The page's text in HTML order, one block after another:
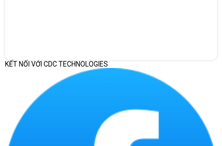
KẾT NỐI VỚI CDC TECHNOLOGIES